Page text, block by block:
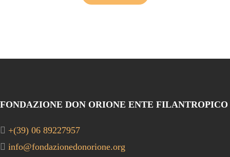
FONDAZIONE DON ORIONE ENTE FILANTROPICO
+(39) 06 89227957
info@fondazionedonorione.org